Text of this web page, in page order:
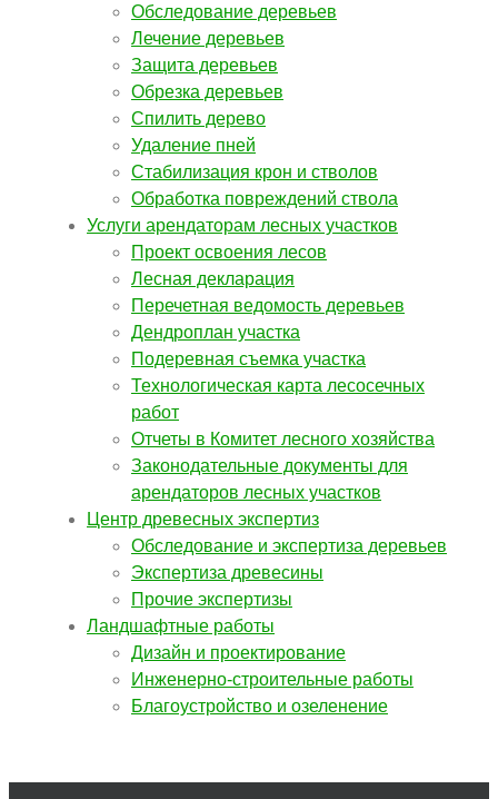
Обследование деревьев
Лечение деревьев
Защита деревьев
Обрезка деревьев
Спилить дерево
Удаление пней
Стабилизация крон и стволов
Обработка повреждений ствола
Услуги арендаторам лесных участков
Проект освоения лесов
Лесная декларация
Перечетная ведомость деревьев
Дендроплан участка
Подеревная съемка участка
Технологическая карта лесосечных
работ
Отчеты в Комитет лесного хозяйства
Законодательные документы для
арендаторов лесных участков
Центр древесных экспертиз
Обследование и экспертиза деревьев
Экспертиза древесины
Прочие экспертизы
Ландшафтные работы
Дизайн и проектирование
Инженерно-строительные работы
Благоустройство и озеленение